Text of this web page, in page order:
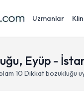
Uzmanlar
Eyüp -
10 Dikkat bozukluğu